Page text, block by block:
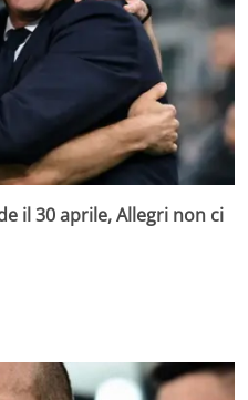
il 30 aprile, Allegri non ci